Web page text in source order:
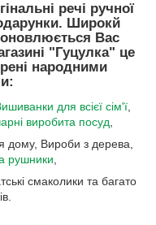
речі ручної
Широкй
Вас
"Гуцулка" це
народними
для всієї сім'ї,
виробита посуд
дому, Вироби з дерева,
рушники
смаколики та багато